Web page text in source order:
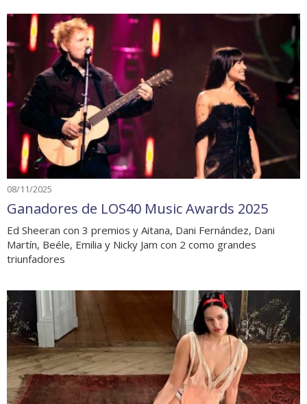
08/11/2025
Ganadores de LOS40 Music Awards 2025
Ed Sheeran con 3 premios y Aitana, Dani Fernández, Dani
Martín, Beéle, Emilia y Nicky Jam con 2 como grandes
triunfadores